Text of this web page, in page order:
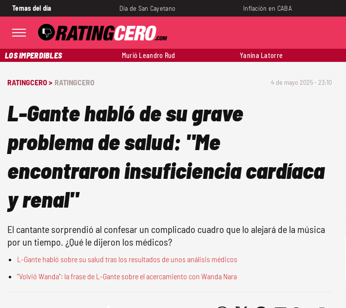
Temas del día Día de San Cayetano Inflación en CABA
LOS IMPERDIBLES Murió Leandro Rud Yanina Latorre
RATINGCERO > RATINGCERO 4 de mayo 2025 - 23:10
L-Gante habló de su grave
problema de salud: "Me
encontraron insuficiencia cardíaca
y renal"
El cantante sorprendió al confesar un complicado cuadro que lo alejará de la música
por un tiempo. ¿Qué le dijeron los médicos?
L-Gante habló sobre su salud tras los resultados de unos análisis médicos
"Volvió Wanda": la frase de L-Gante sobre el acercamiento con Wanda Nara